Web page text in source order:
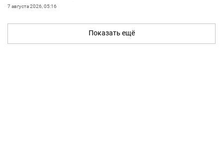
7 августа 2026, 05:16
Показать ещё